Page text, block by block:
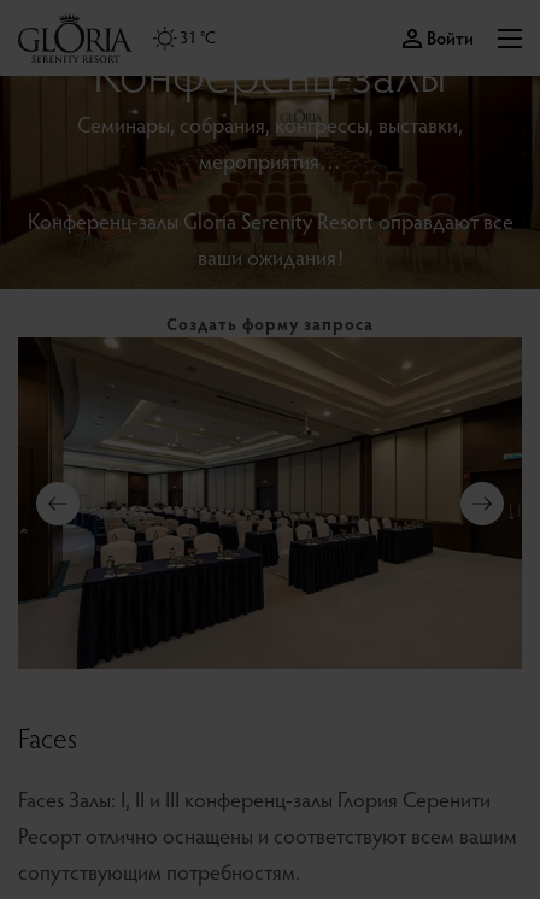
31 °C Войти
Конференц-залы
Семинары, собрания, конгрессы, выставки,
мероприятия…
Конференц-залы Gloria Serenity Resort оправдают все
ваши ожидания!
Создать форму запроса
Faces
Faces Залы: I, II и III конференц-залы Глория Серенити
Ресорт отлично оснащены и соответствуют всем вашим
сопутствующим потребностям.